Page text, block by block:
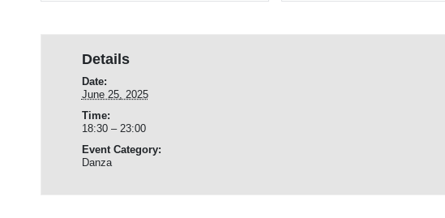
Details
Date:
June 25, 2025
Time:
18:30 – 23:00
Event Category:
Danza